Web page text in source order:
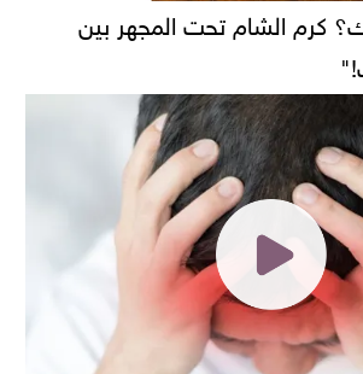
كرم الشام تحت المجهر بين